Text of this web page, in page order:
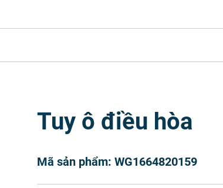
Tuy ô điều hòa
Mã sản phẩm: WG1664820159